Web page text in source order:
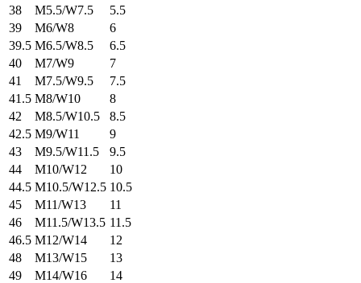
38
M5.5/W7.5
5.5
39
M6/W8
6
39.5 M6.5/W8.5
6.5
40
M7/W9
7
41
M7.5/W9.5
7.5
41.5 M8/W10
8
42
M8.5/W10.5
8.5
42.5 M9/W11
9
43
M9.5/W11.5
9.5
44
M10/W12
10
44.5 M10.5/W12.5 10.5
45
M11/W13
11
46
M11.5/W13.5 11.5
46.5 M12/W14
12
48
M13/W15
13
49
M14/W16
14